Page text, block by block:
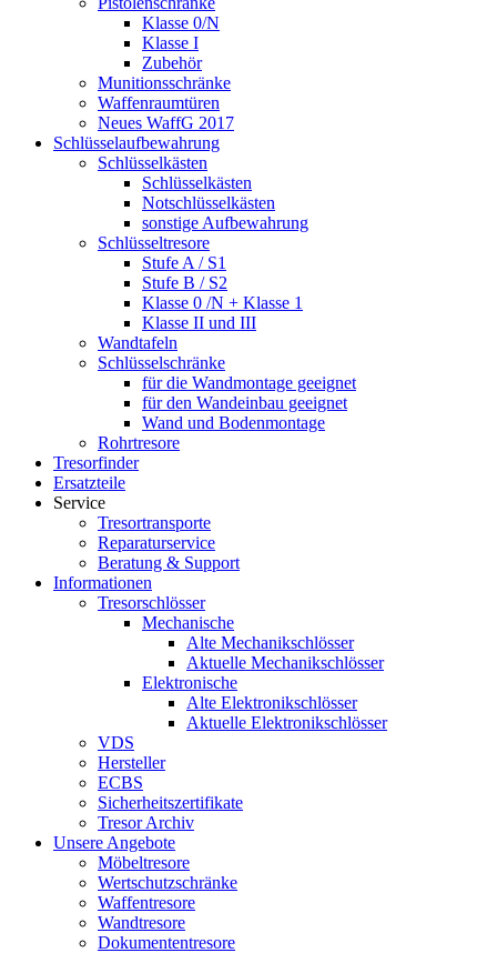
Klasse 0/N
Klasse I
Zubehör
Munitionsschränke
Waffenraumtüren
Neues WaffG 2017
Schlüsselaufbewahrung
Schlüsselkästen
Schlüsselkästen
Notschlüsselkästen
sonstige Aufbewahrung
Schlüsseltresore
Stufe A / S1
Stufe B / S2
Klasse 0 /N + Klasse 1
Klasse II und III
Wandtafeln
Schlüsselschränke
für die Wandmontage geeignet
für den Wandeinbau geeignet
Wand und Bodenmontage
Rohrtresore
Tresorfinder
Ersatzteile
Service
Tresortransporte
Reparaturservice
Beratung & Support
Informationen
Tresorschlösser
Mechanische
Alte Mechanikschlösser
Aktuelle Mechanikschlösser
Elektronische
Alte Elektronikschlösser
Aktuelle Elektronikschlösser
VDS
Hersteller
ECBS
Sicherheitszertifikate
Tresor Archiv
Unsere Angebote
Möbeltresore
Wertschutzschränke
Waffentresore
Wandtresore
Dokumententresore